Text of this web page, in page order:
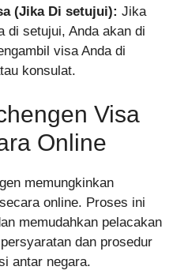
(Jika Di setujui): Jika
di setujui, Anda akan di
visa Anda di
konsulat.
Visa
Online
memungkinkan
online. Proses ini
memudahkan pelacakan
dan prosedur
antar negara.